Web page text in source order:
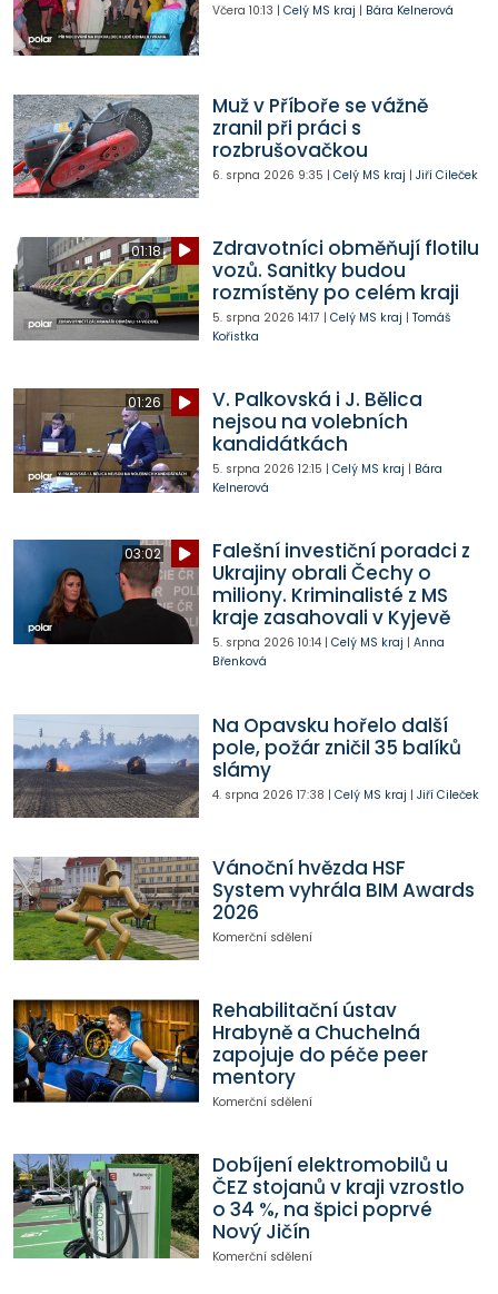
Včera 10:13 | Celý MS kraj | Bára Kelnerová
Muž v Příboře se vážně
zranil při práci s
rozbrušovačkou
6. srpna 2026 9:35 | Celý MS kraj | Jiří Cileček
01:18
Zdravotníci obměňují flotilu
vozů. Sanitky budou
rozmístěny po celém kraji
5. srpna 2026 14:17 | Celý MS kraj | Tomáš
Kořistka
01:26
V. Palkovská i J. Bělica
nejsou na volebních
kandidátkách
5. srpna 2026 12:15 | Celý MS kraj | Bára
Kelnerová
03:02
Falešní investiční poradci z
Ukrajiny obrali Čechy o
miliony. Kriminalisté z MS
kraje zasahovali v Kyjevě
5. srpna 2026 10:14| Celý MS kraj | Anna
Břenková
Na Opavsku hořelo další
pole, požár zničil 35 balíků
slámy
4. srpna 2026 17:38 | Celý MS kraj | Jiří Cileček
Vánoční hvězda HSF
System vyhrála BIM Awards
2026
Komerční sdělení
Rehabilitační ústav
Hrabyně a Chuchelná
zapojuje do péče peer
mentory
Komerční sdělení
Dobíjení elektromobilů u
ČEZ stojanů v kraji vzrostlo
o 34 %, na špici poprvé
Nový Jičín
Komerční sdělení